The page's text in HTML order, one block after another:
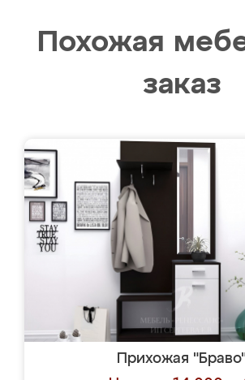
Похожая
заказ
Прихожая